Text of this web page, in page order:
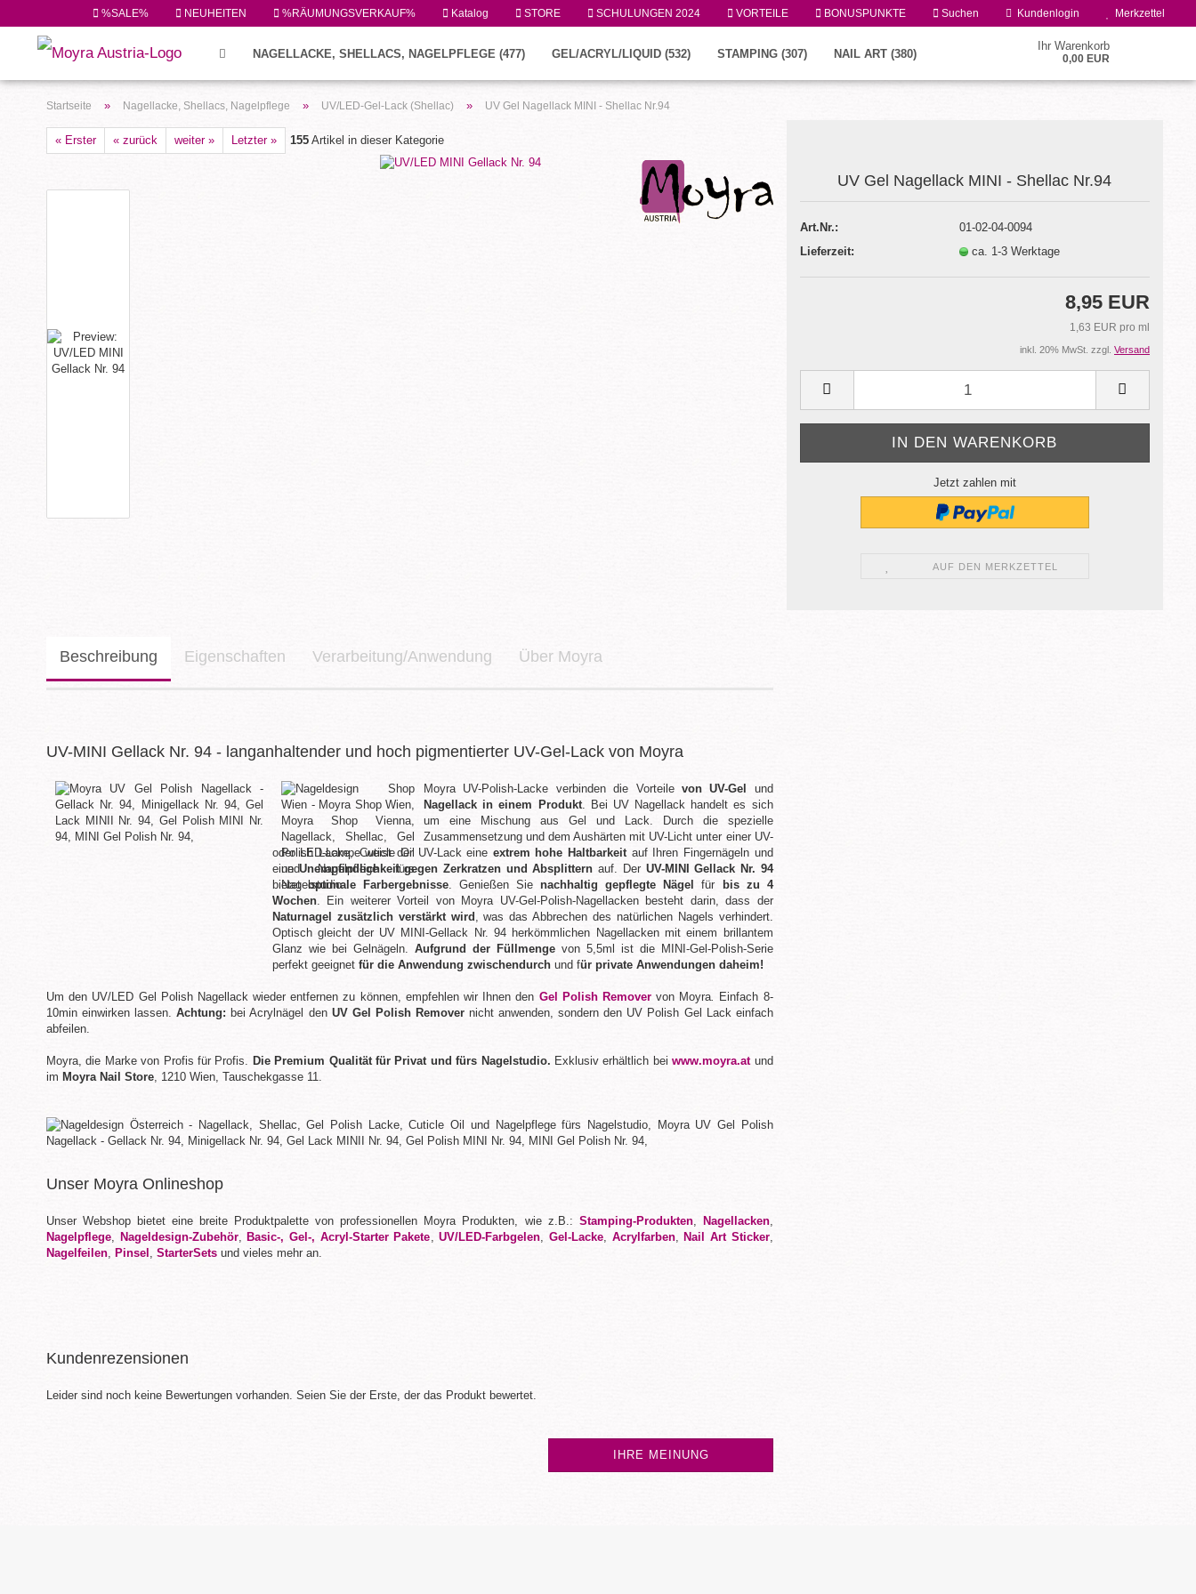
%SALE% NEUHEITEN %RÄUMUNGSVERKAUF% Katalog STORE SCHULUNGEN 2024 VORTEILE BONUSPUNKTE Suchen Kundenlogin
Konto erstellen
Merkzettel
Ihr Warenkorb
0,00 EUR
NAGELLACKE, SHELLACS, NAGELPFLEGE (477) GEL/ACRYL/LIQUID (532) STAMPING (307) NAIL ART (380)
Startseite » Nagellacke, Shellacs, Nagelpflege » UV/LED-Gel-Lack (Shellac) » UV Gel Nagellack MINI - Shellac Nr.94
« Erster « zurück weiter » Letzter » 155 Artikel in dieser Kategorie
UV Gel Nagellack MINI - Shellac Nr.94
Art.Nr.:
01-02-04-0094
Lieferzeit:
ca. 1-3 Werktage
8,95 EUR
1,63 EUR pro ml
inkl. 20% MwSt. zzgl. Versand
Jetzt zahlen mit
AUF DEN MERKZETTEL
Beschreibung Eigenschaften Verarbeitung/Anwendung Über Moyra
UV-MINI Gellack Nr. 94 - langanhaltender und hoch pigmentierter UV-Gel-Lack von Moyra
Moyra UV-Polish-Lacke verbinden die Vorteile von UV-Gel
und
Nagellack in einem Produkt. Bei UV Nagellack handelt es sich
um eine Mischung aus Gel und Lack. Durch die spezielle
Zusammensetzung und dem Aushärten mit UV-Licht unter einer UV-
oder LED-Lampe weist der UV-Lack eine extrem hohe Haltbarkeitauf Ihren Fingernägeln und
eineUnempfindlichkeit gegen Zerkratzen und Absplittern auf. Der UV-MINI Gellack Nr. 94
bietetoptimale Farbergebnisse. Genießen Sienachhaltig gepflegte Nägel für
bis zu 4
Wochen. Ein weiterer Vorteil von Moyra UV-Gel-Polish-Nagellacken besteht darin, dass der
Naturnagel zusätzlich verstärkt wird , was das Abbrechen des natürlichen Nagels verhindert.
Optisch gleicht der UV MINI-Gellack Nr. 94 herkömmlichen Nagellacken mit einem brillantem
Glanz wie bei Gelnägeln. Aufgrund der Füllmengevon 5,5ml ist die MINI-Gel-Polish-Serie
perfekt geeignet für die Anwendung zwischendurch und für private Anwendungen daheim!
Um den UV/LED Gel Polish Nagellack wieder entfernen zu können, empfehlen wir Ihnen den Gel Polish Removervon Moyra. Einfach 8-
10min einwirken lassen. Achtung: bei Acrylnägel den UV Gel Polish Remover nicht anwenden, sondern den UV Polish Gel Lack einfach
abfeilen.
Moyra, die Marke von Profis für Profis. Die Premium Qualität für Privat und fürs Nagelstudio. Exklusiv erhältlich beiwww.moyra.atund
im Moyra Nail Store, 1210 Wien, Tauschekgasse 11.
Unser Moyra Onlineshop
Unser Webshop bietet eine breite Produktpalette von professionellen Moyra Produkten, wie z.B.: Stamping-Produkten, Nagellacken,
Nagelpflege, Nageldesign-Zubehör, Basic-, Gel-, Acryl-Starter Pakete,UV/LED-Farbgelen, Gel-Lacke, Acrylfarben, Nail Art Sticker,
Nagelfeilen, Pinsel , StarterSets und vieles mehr an.
Kundenrezensionen
Leider sind noch keine Bewertungen vorhanden. Seien Sie der Erste, der das Produkt bewertet.
IHRE MEINUNG